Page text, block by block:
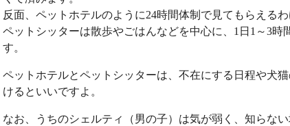
反面、ペットホテルのように24時間体制で見てもらえるわ
ペットシッターは散歩やごはんなどを中心に、1日1～3時
す。
ペットホテルとペットシッターは、不在にする日程や犬
けるといいですよ。
なお、うちのシェルティ（男の子）は気が弱く、知らな